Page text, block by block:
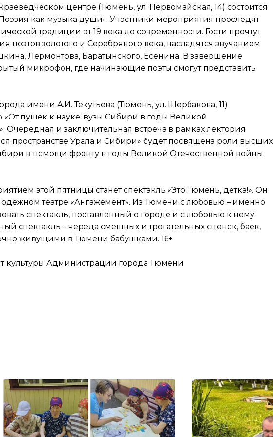
центре (Тюмень, ул. Первомайская, 14) состоится
как музыка души». Участники мероприятия проследят
традиции от 19 века до современности. Гости прочтут
золотого и Серебряного века, насладятся звучанием
Лермонтова, Баратынского, Есенина. В завершение
микрофон, где начинающие поэты смогут представить
имени А.И. Текутьева (Тюмень, ул. Щербакова, 11)
«От пушек к науке: вузы Сибири в годы Великой
Очередная и заключительная встреча в рамках лектория
пространстве Урала и Сибири» будет посвящена роли высших
в помощи фронту в годы Великой Отечественной войны.
этой пятницы станет спектакль «Это Тюмень, детка!». Он
театре «Ангажемент». Из Тюмени с любовью – именно
спектакль, поставленный о городе и с любовью к нему.
спектакль – череда смешных и трогательных сценок, баек,
живущими в Тюмени бабушками. 16+
культуры Администрации города Тюмени